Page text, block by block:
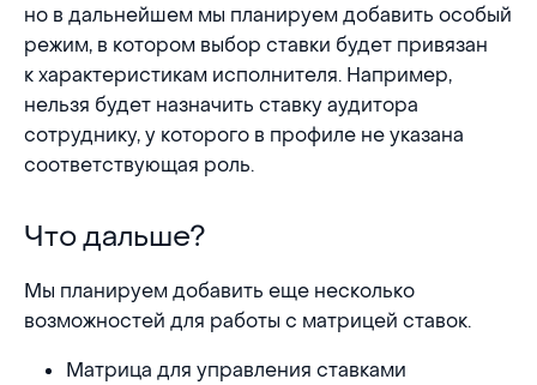
но в дальнейшем мы планируем добавить особый
режим, в котором выбор ставки будет привязан
к характеристикам исполнителя. Например,
нельзя будет назначить ставку аудитора
сотруднику, у которого в профиле не указана
соответствующая роль.
Что дальше?
Что дальше?
Мы планируем добавить еще несколько
возможностей для работы с матрицей ставок.
Матрица для управления ставками